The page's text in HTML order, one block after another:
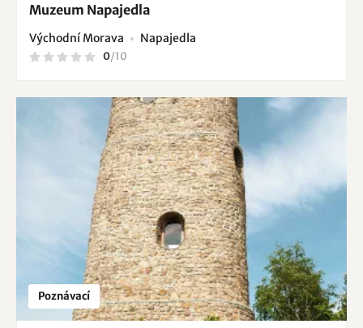
Muzeum Napajedla
Východní Morava Napajedla
0/10
Poznávací